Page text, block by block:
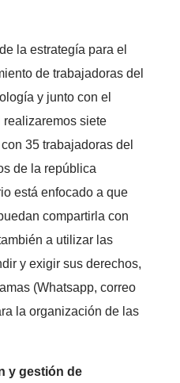
la estrategía para el
de trabajadoras del
y junto con el
siete
35 trabajadoras del
de la república
está enfocado a que
compartirla con
a utilizar las
y exigir sus derechos,
(Whatsapp, correo
la organización de las
y gestión de